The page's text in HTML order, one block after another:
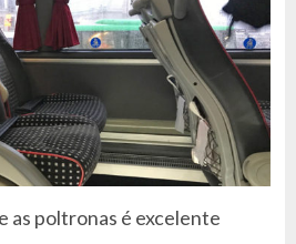
as poltronas é excelente